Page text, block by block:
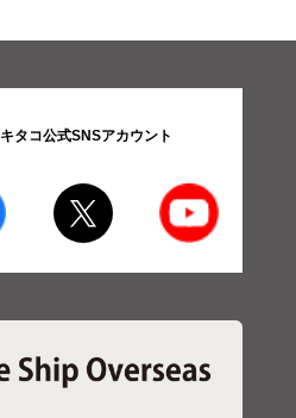
キタコ公式SNSアカウント